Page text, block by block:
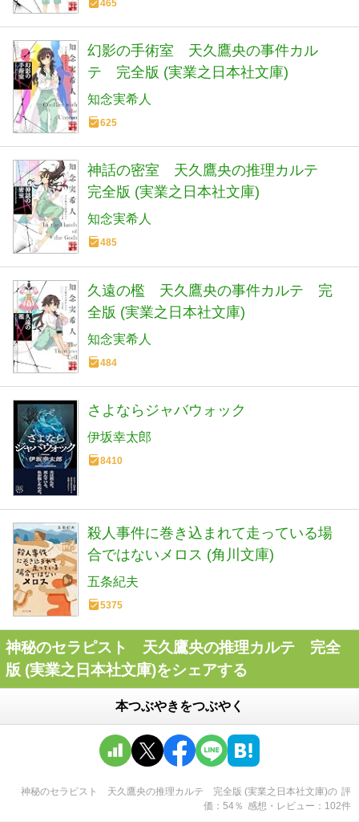
465
幻影の手術室 天久鷹央の事件カル
テ 完全版 (実業之日本社文庫)
知念実希人
625
神話の密室 天久鷹央の推理カルテ
完全版 (実業之日本社文庫)
知念実希人
485
久遠の檻 天久鷹央の事件カルテ 完
全版 (実業之日本社文庫)
知念実希人
484
さよならジャバウォック
伊坂幸太郎
8410
殺人事件に巻き込まれて走っている場
合ではないメロス (角川文庫)
五条紀夫
5375
神秘のセラピスト 天久鷹央の推理カルテ 完全
版 (実業之日本社文庫)をシェアする
本つぶやきをつぶやく
神秘のセラピスト 天久鷹央の推理カルテ 完全版 (実業之日本社文庫)の 評
価
54％ 感想・レビュー 102件